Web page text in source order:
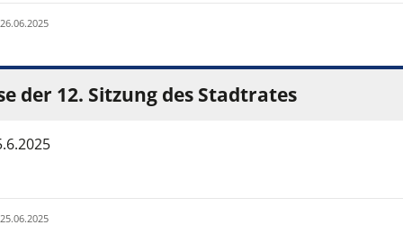
der 12. Sitzung des Stadtrates